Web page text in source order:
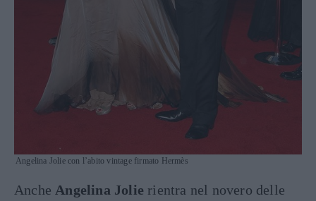
Angelina Jolie con l’abito vintage firmato Hermès
Anche Angelina Jolie rientra nel novero delle